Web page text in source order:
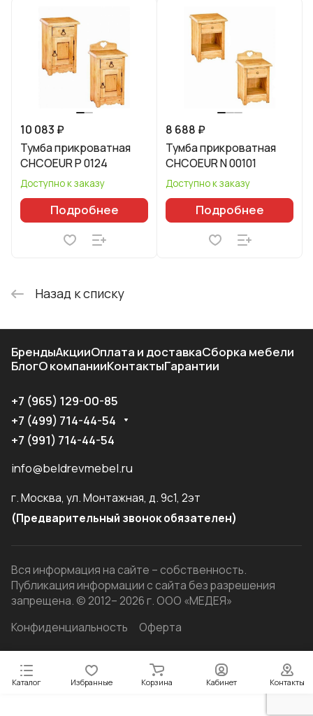
10 083 ₽
Тумба прикроватная
CHCOEUR P 0124
Доступно к заказу
Подробнее
8 688 ₽
Тумба прикроватная
CHCOEUR N 00101
Доступно к заказу
Подробнее
Назад к списку
Каталог Избранные Корзина Кабинет Контакты
БрендыАкцииОплата и доставкаСборка мебели
БлогО компанииКонтактыГарантии
+7 (965) 129-00-85
+7 (499) 714-44-54
+7 (991) 714-44-54
info@beldrevmebel.ru
г. Москва, ул. Монтажная, д. 9с1, 2эт
(Предварительный звонок обязателен)
Вся информация на сайте – собственность.
Публикация информации с сайта без разрешения
запрещена. © 2012– 2026 г. ООО «МЕДЕЯ»
Конфиденциальность
Оферта